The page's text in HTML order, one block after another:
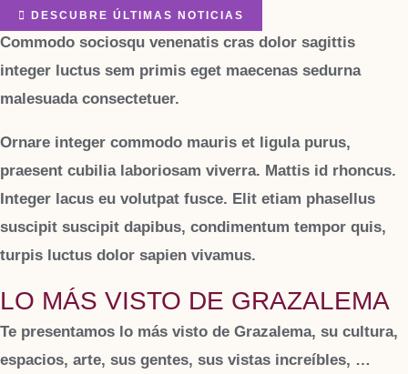
DESCUBRE ÚLTIMAS NOTICIAS
Commodo sociosqu venenatis cras dolor sagittis
integer luctus sem primis eget maecenas sedurna
malesuada consectetuer.
Ornare integer commodo mauris et ligula purus,
praesent cubilia laboriosam viverra. Mattis id rhoncus.
Integer lacus eu volutpat fusce. Elit etiam phasellus
suscipit suscipit dapibus, condimentum tempor quis,
turpis luctus dolor sapien vivamus.
LO MÁS VISTO DE GRAZALEMA
Te presentamos lo más visto de Grazalema, su cultura,
espacios, arte, sus gentes, sus vistas increíbles, …